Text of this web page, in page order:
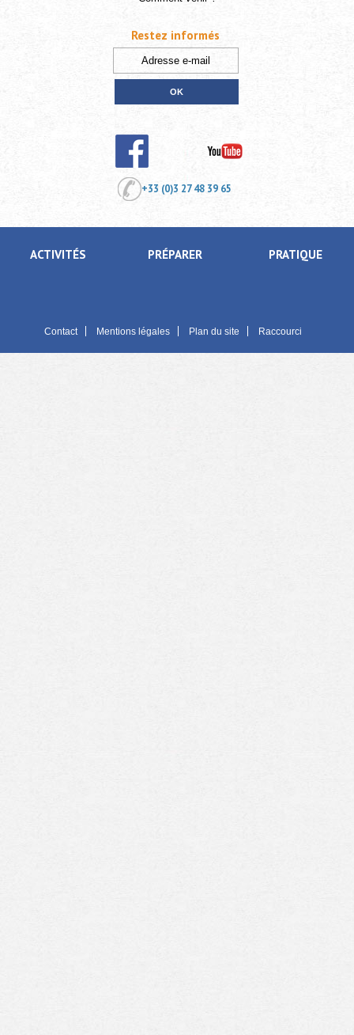
+33 (0)3 27 48 39 65
ACTIVITÉS PRÉPARER PRATIQUE
Contact Mentions légales Plan du site Raccourci
Restez informés